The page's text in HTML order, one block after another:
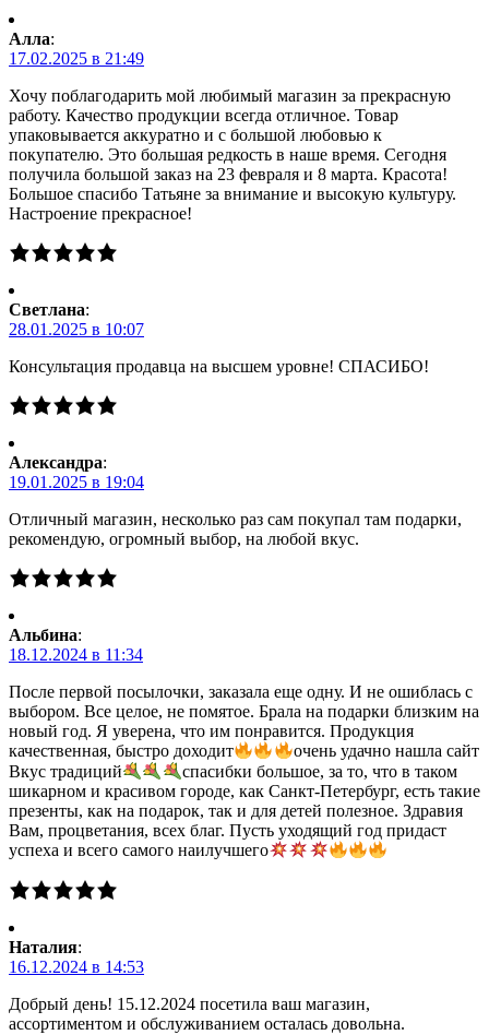
Алла:
17.02.2025 в 21:49
Хочу поблагодарить мой любимый магазин за прекрасную
работу. Качество продукции всегда отличное. Товар
упаковывается аккуратно и с большой любовью к
покупателю. Это большая редкость в наше время. Сегодня
получила большой заказ на 23 февраля и 8 марта. Красота!
Большое спасибо Татьяне за внимание и высокую культуру.
Настроение прекрасное!
Светлана:
28.01.2025 в 10:07
Консультация продавца на высшем уровне! СПАСИБО!
Александра:
19.01.2025 в 19:04
Отличный магазин, несколько раз сам покупал там подарки,
рекомендую, огромный выбор, на любой вкус.
Альбина:
18.12.2024 в 11:34
После первой посылочки, заказала еще одну. И не ошиблась с
выбором. Все целое, не помятое. Брала на подарки близким на
новый год. Я уверена, что им понравится. Продукция
качественная, быстро доходит
очень удачно нашла сайт
Вкус традиций
спасибки большое, за то, что в таком
шикарном и красивом городе, как Санкт-Петербург, есть такие
презенты, как на подарок, так и для детей полезное. Здравия
Вам, процветания, всех благ. Пусть уходящий год придаст
успеха и всего самого наилучшего
Наталия:
16.12.2024 в 14:53
Добрый день! 15.12.2024 посетила ваш магазин,
ассортиментом и обслуживанием осталась довольна.